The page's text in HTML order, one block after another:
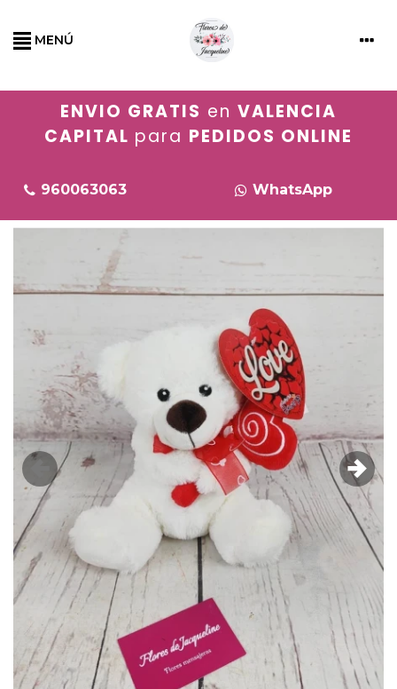
MENÚ
ENVIO GRATIS en VALENCIA
CAPITAL para PEDIDOS ONLINE
960063063 WhatsApp